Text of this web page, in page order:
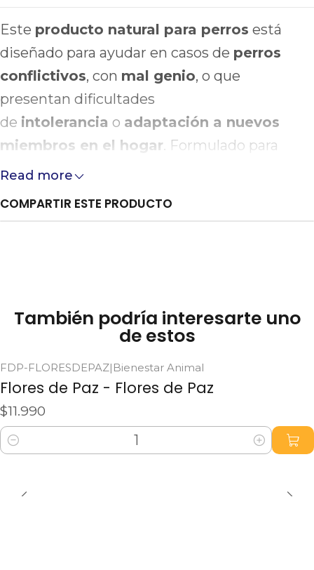
Este producto natural para perros está
diseñado para ayudar en casos de perros
conflictivos, con mal genio, o que
presentan dificultades
de intolerancia o adaptación a nuevos
miembros en el hogar . Formulado para
armonizar espacios y restablecer el amor en
Terapia emocional y energética
Complemento seguro
Consejos conductuales gratuitos
Características adicionales:
Read more
COMPARTIR ESTE PRODUCTO
También podría interesarte uno
de estos
FDP-FLORESDEPAZ| Bienestar Animal
Flores de Paz - Flores de Paz
$11.990
Cantidad